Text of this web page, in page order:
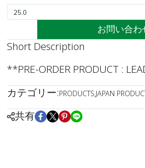
25.0
お問い合わ
Short Description
**PRE-ORDER PRODUCT :
カテゴリー:PRODUCTS,JAPAN
共有